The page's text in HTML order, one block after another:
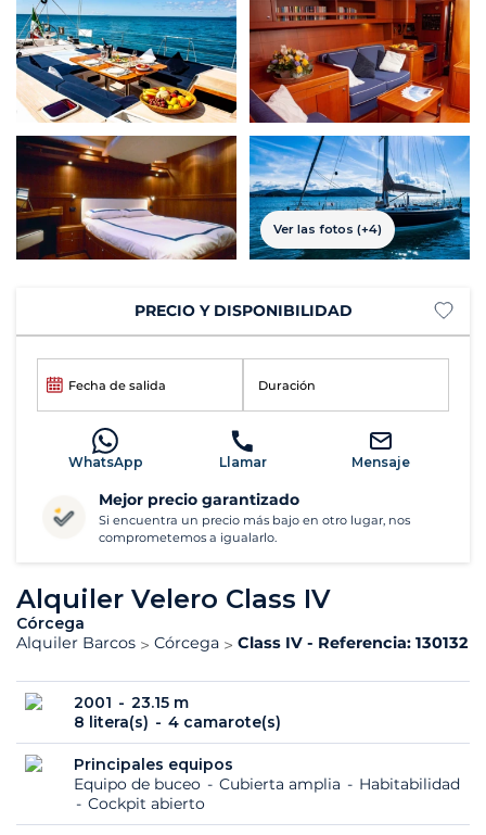
Ver las fotos (+4)
Alquiler Velero Class IV
Córcega
Alquiler Barcos
Córcega Class IV - Referencia: 130132
2001
23.15 m
8 litera(s)
4 camarote(s)
Principales equipos
Equipo de buceo
Cubierta amplia
Habitabilidad
Cockpit abierto
PRECIO Y DISPONIBILIDAD
Fecha de salida Duración
WhatsApp Llamar Mensaje
Mejor precio garantizado
Si encuentra un precio más bajo en otro lugar, nos
comprometemos a igualarlo.